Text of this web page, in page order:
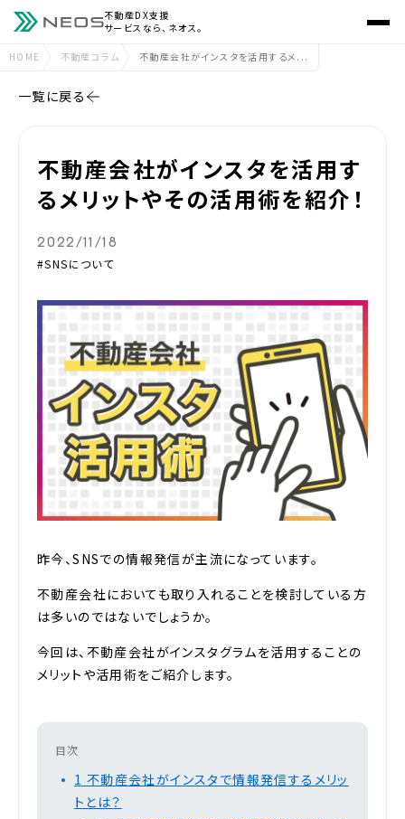
不動産DX支援
サービスなら、ネオス。
HOME 不動産コラム 不動産会社がインスタを活用するメ...
一覧に戻る
不動産会社がインスタを活用す
るメリットやその活用術を紹介！
2022/11/18
#SNSについて
昨今、SNSでの情報発信が主流になっています。
不動産会社においても取り入れることを検討している方
は多いのではないでしょうか。
今回は、不動産会社がインスタグラムを活用することの
メリットや活用術をご紹介します。
目次
1 不動産会社がインスタで情報発信するメリッ
トとは？